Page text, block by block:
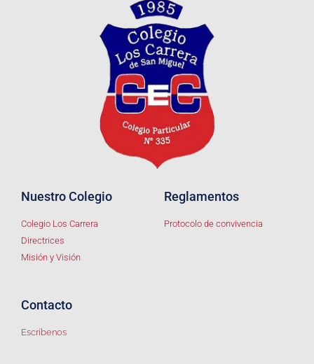
Nuestro Colegio
Colegio Los Carrera
Directrices
Misión y Visión
Reglamentos
Protocolo de convivencia
Contacto
Escríbenos